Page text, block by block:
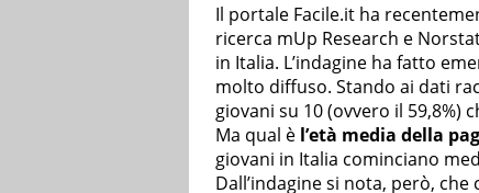
Il portale Facile.it ha
ricerca mUp Research e
in Italia. L’indagine ha fatto
molto diffuso. Stando ai dati
giovani su 10 (ovvero il 59,8%)
Ma qual è l’età media della
giovani in Italia cominciano
Dall’indagine si nota, però,